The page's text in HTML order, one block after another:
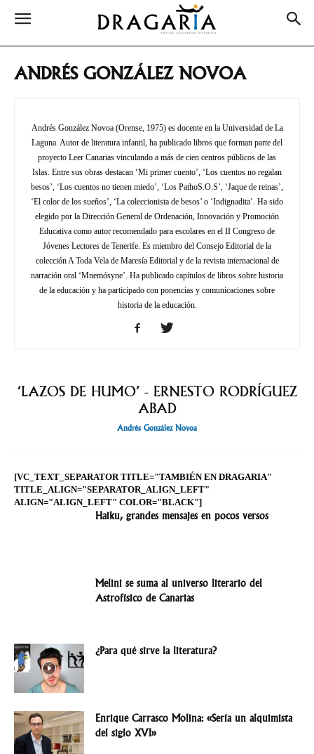
ANDRÉS GONZÁLEZ NOVOA
Andrés González Novoa (Orense, 1975) es docente en la Universidad de La
Laguna. Autor de literatura infantil, ha publicado libros que forman parte del
proyecto Leer Canarias vinculando a más de cien centros públicos de las
Islas. Entre sus obras destacan ‘Mi primer cuento’, ‘Los cuentos no regalan
besos’, ‘Los cuentos no tienen miedo’, ‘Los PathoS.O.S’, ‘Jaque de reinas’,
‘El color de los sueños’, ‘La coleccionista de besos’ o ‘Indignadita’. Ha sido
elegido por la Dirección General de Ordenación, Innovación y Promoción
Educativa como autor recomendado para escolares en el II Congreso de
Jóvenes Lectores de Tenerife. Es miembro del Consejo Editorial de la
colección A Toda Vela de Maresía Editorial y de la revista internacional de
narración oral ‘Mnemósyne’. Ha publicado capítulos de libros sobre historia
de la educación y ha participado con ponencias y comunicaciones sobre
historia de la educación.
‘LAZOS DE HUMO’ - ERNESTO RODRÍGUEZ
ABAD
Andrés González Novoa
[VC_TEXT_SEPARATOR TITLE="TAMBIÉN EN DRAGARIA"
TITLE_ALIGN="SEPARATOR_ALIGN_LEFT"
ALIGN="ALIGN_LEFT" COLOR="BLACK"]
Haiku, grandes mensajes en pocos versos
Melini se suma al universo literario del
Astrofísico de Canarias
¿Para qué sirve la literatura?
Enrique Carrasco Molina: «Sería un alquimista
del siglo XVI»